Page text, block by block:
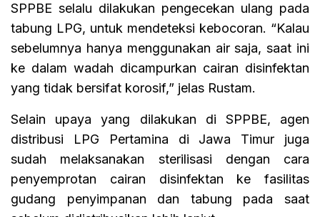
SPPBE selalu dilakukan pengecekan ulang pada
tabung LPG, untuk mendeteksi kebocoran. “Kalau
sebelumnya hanya menggunakan air saja, saat ini
ke dalam wadah dicampurkan cairan disinfektan
yang tidak bersifat korosif,” jelas Rustam.
Selain upaya yang dilakukan di SPPBE, agen
distribusi LPG Pertamina di Jawa Timur juga
sudah melaksanakan sterilisasi dengan cara
penyemprotan cairan disinfektan ke fasilitas
gudang penyimpanan dan tabung pada saat